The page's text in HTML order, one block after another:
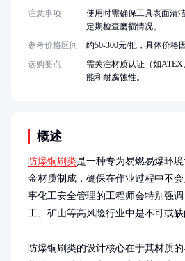
概述
防爆铜刷类是一种专为易燃易爆环
金材质制成，确保在作业过程中不
事化工安全管理的工程师会特别强
工、矿山等高风险行业中是不可或缺
防爆铜刷类的设计核心在于其材质
注意事项
使用时需确保工具表面清
定期检查磨损情况。
参考价格区间
约50-300元/把，具体价格
选购要点
需关注材质认证（如
能和耐腐蚀性。